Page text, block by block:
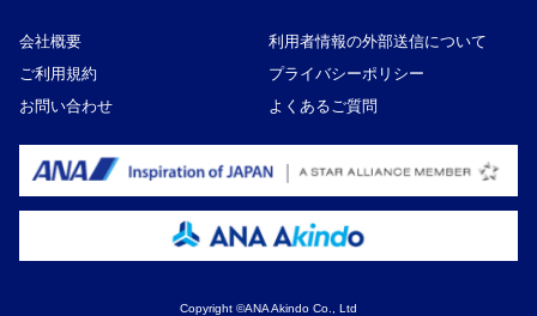
会社概要
利用者情報の外部送信について
ご利用規約
プライバシーポリシー
お問い合わせ
よくあるご質問
Copyright ©ANA Akindo Co., Ltd